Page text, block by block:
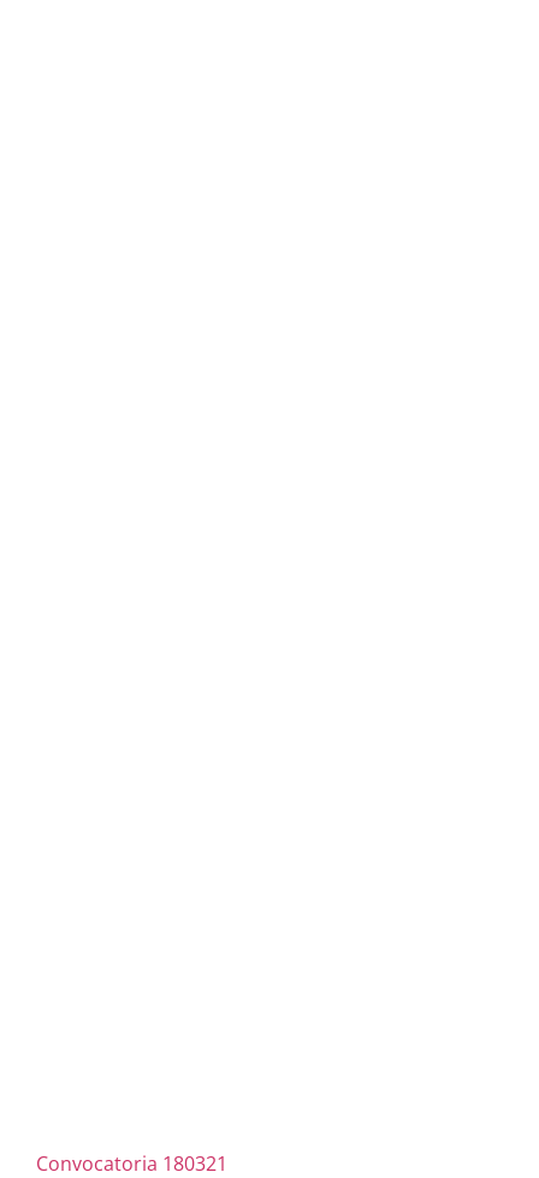
Convocatoria 180321